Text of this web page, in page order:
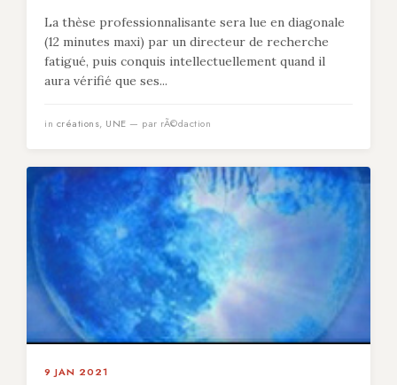
La thèse professionnalisante sera lue en diagonale
(12 minutes maxi) par un directeur de recherche
fatigué, puis conquis intellectuellement quand il
aura vérifié que ses...
in créations, UNE — par rÃ©daction
9 JAN 2021